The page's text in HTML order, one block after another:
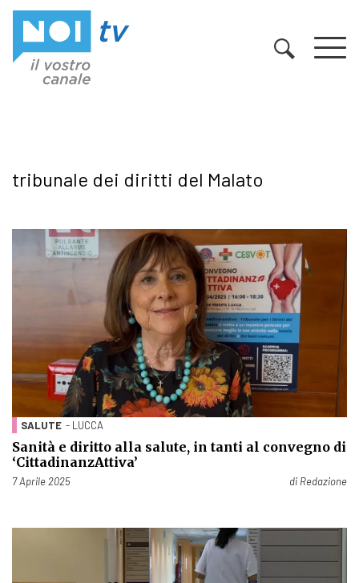
tribunale dei diritti del Malato
SALUTE - LUCCA
Sanità e diritto alla salute, in tanti al convegno di
‘CittadinanzAttiva’
Pubblicato il
7 Aprile 2025 di Redazione